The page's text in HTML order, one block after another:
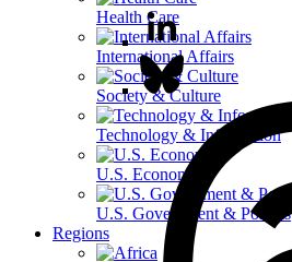
Health Care
International Affairs
Society & Culture
Technology & Information
U.S. Economy
U.S. Government & Politics
Regions